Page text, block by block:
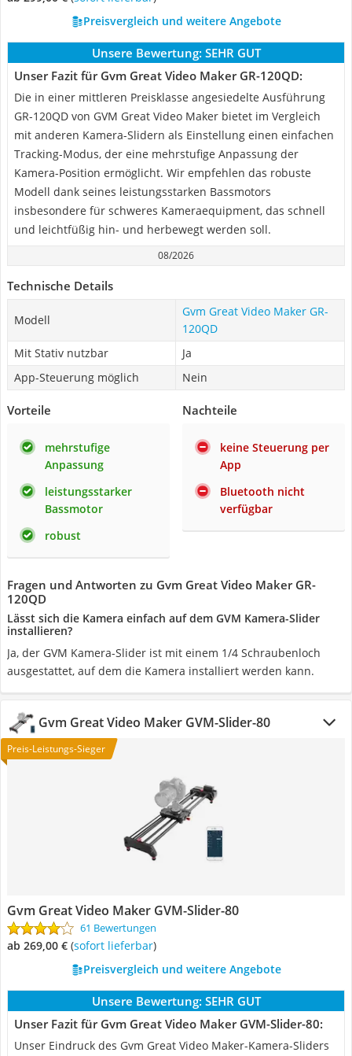
Preisvergleich und weitere Angebote
Unsere Bewertung: SEHR GUT
Unser Fazit für Gvm Great Video Maker GR-120QD:
Die in einer mittleren Preisklasse angesiedelte Ausführung
GR-120QD von GVM Great Video Maker bietet im Vergleich
mit anderen Kamera-Slidern als Einstellung einen einfachen
Tracking-Modus, der eine mehrstufige Anpassung der
Kamera-Position ermöglicht. Wir empfehlen das robuste
Modell dank seines leistungsstarken Bassmotors
insbesondere für schweres Kameraequipment, das schnell
und leichtfüßig hin- und herbewegt werden soll.
08/2026
Technische Details
Modell
Gvm Great Video Maker GR-
120QD
Mit Stativ nutzbar
Ja
App-Steuerung möglich
Nein
Vorteile
mehrstufige
Anpassung
leistungsstarker
Bassmotor
robust
Nachteile
keine Steuerung per
App
Bluetooth nicht
verfügbar
Fragen und Antworten zu Gvm Great Video Maker GR-
120QD
Lässt sich die Kamera einfach auf dem GVM Kamera-Slider
installieren?
Ja, der GVM Kamera-Slider ist mit einem 1/4 Schraubenloch
ausgestattet, auf dem die Kamera installiert werden kann.
Gvm Great Video Maker GVM-Slider-80
Preis-Leistungs-Sieger
Gvm Great Video Maker GVM-Slider-80
61 Bewertungen
ab 269,00 € ( Sofort lieferbar)
Preisvergleich und weitere Angebote
Unsere Bewertung: SEHR GUT
Unser Fazit für Gvm Great Video Maker GVM-Slider-80:
Unser Eindruck des Gvm Great Video Maker-Kamera-Sliders